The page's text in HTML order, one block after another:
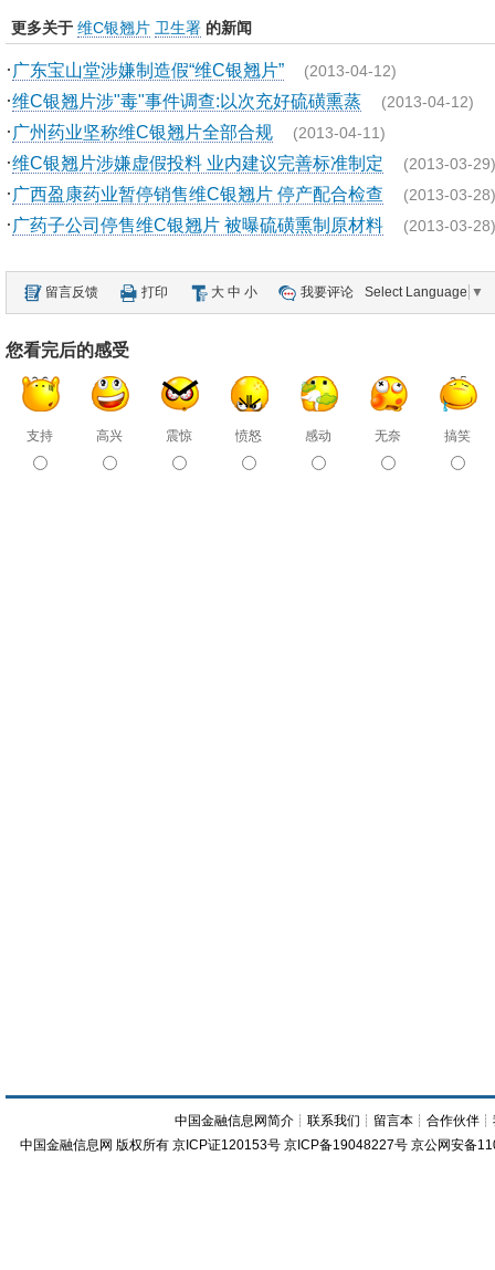
更多关于 维C银翘片 卫生署 的新闻
· 广东宝山堂涉嫌制造假“维C银翘片” (2013-04-12)
·维C银翘片涉"毒"事件调查:以次充好硫磺熏蒸 (2013-04-12)
· 广州药业坚称维C银翘片全部合规 (2013-04-11)
·维C银翘片涉嫌虚假投料 业内建议完善标准制定 (2013-03-29)
· 广西盈康药业暂停销售维C银翘片 停产配合检查 (2013-03-28)
· 广药子公司停售维C银翘片 被曝硫磺熏制原材料 (2013-03-28)
留言反馈 打印 大 中 小 我要评论 Select Language ▼
您看完后的感受
支持 高兴 震惊 愤怒 感动 无奈 搞笑
中国金融信息网简介 ┊联系我们 ┊ 留言本 ┊合作伙伴 ┊
中国金融信息网 版权所有 京ICP证120153号 京ICP备19048227号 京公网安备